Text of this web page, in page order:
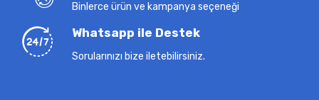
Binlerce ürün ve kampanya seçeneği
Whatsapp ile Destek
Sorularınızı bize iletebilirsiniz.